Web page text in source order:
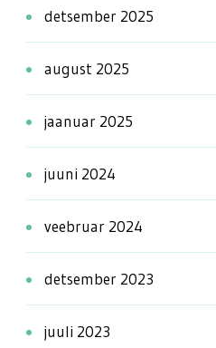
detsember 2025
august 2025
jaanuar 2025
juuni 2024
veebruar 2024
detsember 2023
juuli 2023